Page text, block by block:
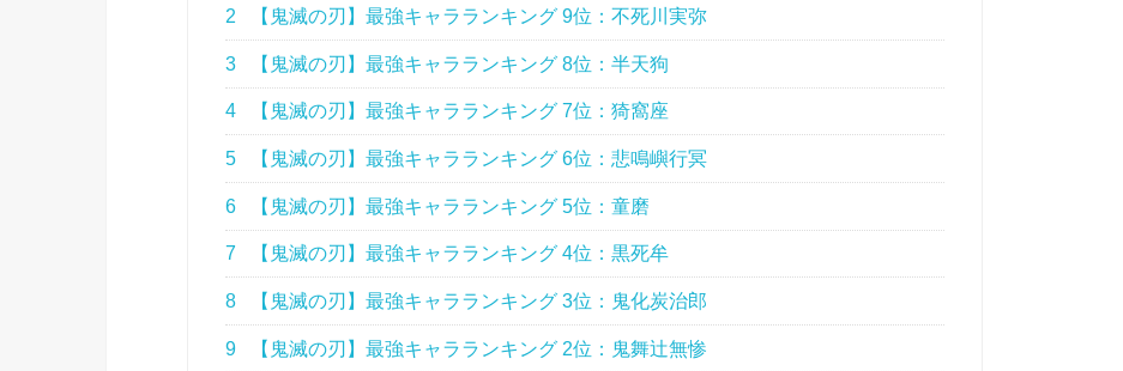
2 【鬼滅の刃】最強キャラランキング 9位：不死川実弥
3 【鬼滅の刃】最強キャラランキング 8位：半天狗
4 【鬼滅の刃】最強キャラランキング 7位：猗窩座
5 【鬼滅の刃】最強キャラランキング 6位：悲鳴嶼行冥
6 【鬼滅の刃】最強キャラランキング 5位：童磨
7 【鬼滅の刃】最強キャラランキング 4位：黒死牟
8 【鬼滅の刃】最強キャラランキング 3位：鬼化炭治郎
9 【鬼滅の刃】最強キャラランキング 2位：鬼舞辻無惨